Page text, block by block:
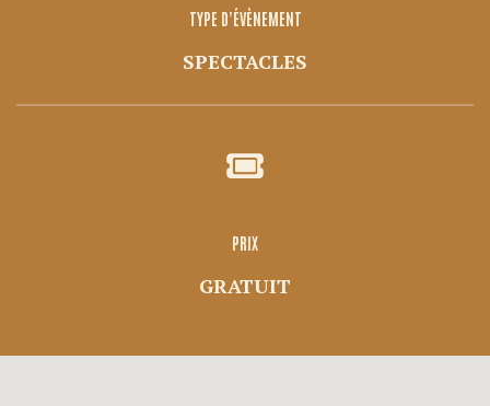
TYPE D’ÉVÈNEMENT
SPECTACLES
PRIX
GRATUIT